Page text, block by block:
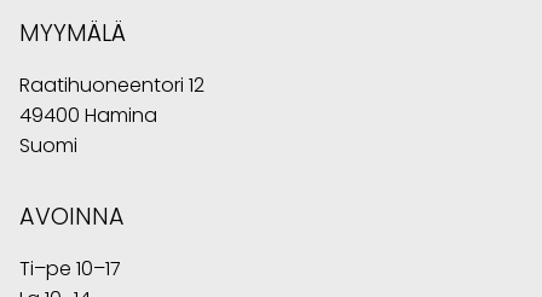
MYYMÄLÄ
Raatihuoneentori 12
49400 Hamina
Suomi
AVOINNA
Ti–pe 10–17